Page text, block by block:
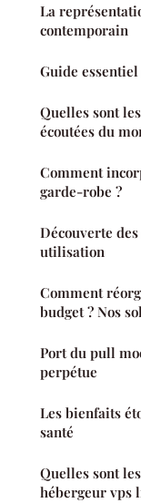
La
contemporain
Guide
Quelles sont
écoutées du
Comment
garde-robe ?
Découverte
utilisation
Comment
budget ? Nos
Port du pull
perpétue
Les bienfaits
santé
Quelles sont
hébergeur vps